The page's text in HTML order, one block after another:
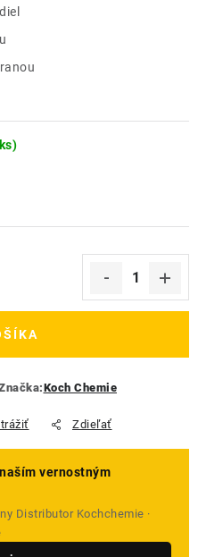
Koch Chemie
Zdieľať
vernostným
Distributor Kochchemie ·